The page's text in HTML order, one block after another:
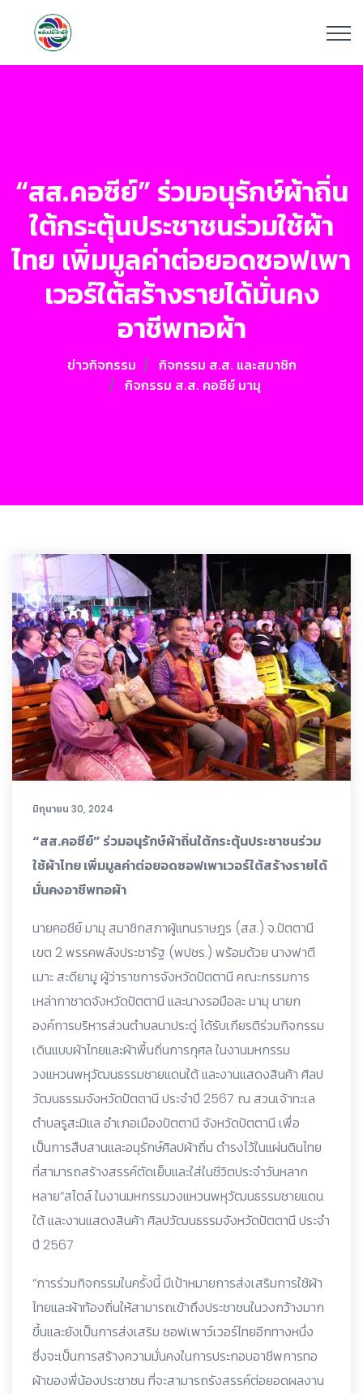
“สส.คอซีย์” ร่วมอนุรักษ์ผ้าถิ่น
ใต้กระตุ้นประชาชนร่วมใช้ผ้า
ไทย เพิ่มมูลค่าต่อยอดซอฟเพา
เวอร์ใต้สร้างรายได้มั่นคง
อาชีพทอผ้า
ข่าวกิจกรรม
กิจกรรม ส.ส. และสมาชิก
กิจกรรม ส.ส. คอซีย์ มามุ
มิถุนายน 30, 2024
“สส.คอซีย์” ร่วมอนุรักษ์ผ้าถิ่นใต้กระตุ้นประชาชนร่วม
ใช้ผ้าไทย เพิ่มมูลค่าต่อยอดซอฟเพาเวอร์ใต้สร้างรายได้
มั่นคงอาชีพทอผ้า
นายคอซีย์ มามุ สมาชิกสภาผู้แทนราษฎร (สส.) จ.ปัตตานี
เขต 2 พรรคพลังประชารัฐ (พปชร.) พร้อมด้วย นางฟาตี
เมาะ สะดียามู ผู้ว่าราชการจังหวัดปัตตานี คณะกรรมการ
เหล่ากาชาดจังหวัดปัตตานี และนางรอมือละ มามุ นายก
องค์การบริหารส่วนตำบลนาประดู่ ได้รับเกียรติร่วมกิจกรรม
เดินแบบผ้าไทยและผ้าพื้นถิ่นการกุศล ในงานมหกรรม
วงแหวนพหุวัฒนธรรมชายแดนใต้ และงานแสดงสินค้า ศิลป
วัฒนธรรมจังหวัดปัตตานี ประจำปี 2567 ณ สวนเจ้าทะเล
ตำบลรูสะมิแล อำเภอเมืองปัตตานี จังหวัดปัตตานี เพื่อ
เป็นการสืบสานและอนุรักษ์ศิลปผ้าถิ่น ดำรงไว้ในแผ่นดินไทย
ที่สามารถสร้างสรรค์ตัดเย็บและใส่ในชีวิตประจำวันหลาก
หลาย“สไตล์ ในงานมหกรรมวงแหวนพหุวัฒนธรรมชายแดน
ใต้ และงานแสดงสินค้า ศิลปวัฒนธรรมจังหวัดปัตตานี ประจำ
ปี 2567
“การร่วมกิจกรรมในครั้งนี้ มีเป้าหมายการส่งเสริมการใช้ผ้า
ไทยและผ้าท้องถิ่นให้สามารถเข้าถึงประชาชนในวงกว้างมาก
ขึ้นและยังเป็นการส่งเสริม ซอฟเพาว์เวอร์ไทยอีกทางหนึ่ง
ซึ่งจะเป็นการสร้างความมั่นคงในการประกอบอาชีพการทอ
ผ้าของพี่น้องประชาชน ที่จะสามารถรังสรรค์ต่อยอดผลงาน